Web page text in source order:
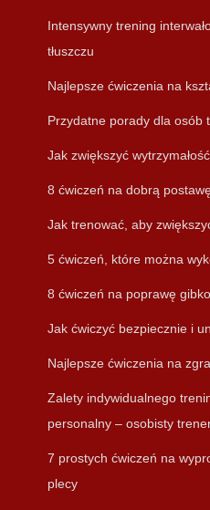
Intensywny trening
tłuszczu
Najlepsze ćwiczenia na
Przydatne porady dla osób
Jak zwiększyć
8 ćwiczeń na dobrą
Jak trenować, aby
5 ćwiczeń, które można
8 ćwiczeń na poprawę
Jak ćwiczyć bezpiecznie i
Najlepsze ćwiczenia na
Zalety indywidualnego
personalny – osobisty
7 prostych ćwiczeń na
plecy